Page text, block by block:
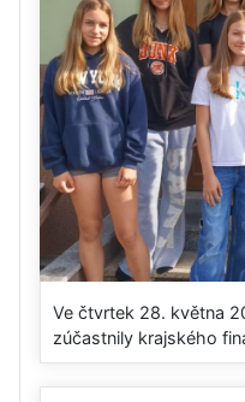
Ve čtvrtek 28. května
zúčastnily krajského